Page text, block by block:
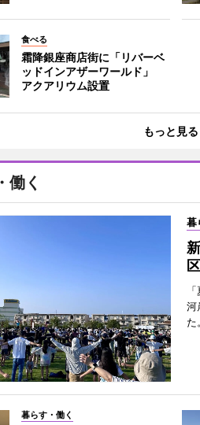
食べる
霜降銀座商店街に「リバーベ
ッドインアザーワールド」
アクアリウム設置
もっと見る
働く
暮
河
た。
暮らす・働く